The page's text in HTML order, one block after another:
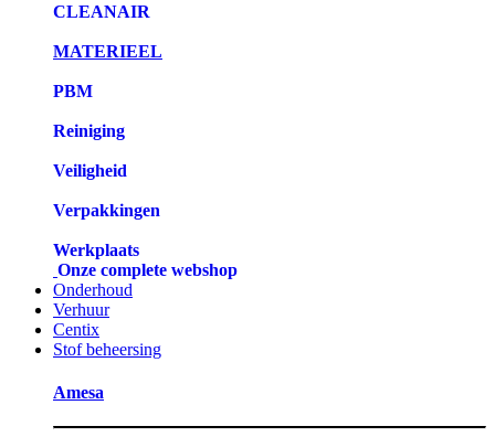
CLEANAIR
MATERIEEL
PBM
Reiniging
Veiligheid
Verpakkingen
Werkplaats
Onze complete webshop
Onderhoud
Verhuur
Centix
Stof beheersing
Amesa